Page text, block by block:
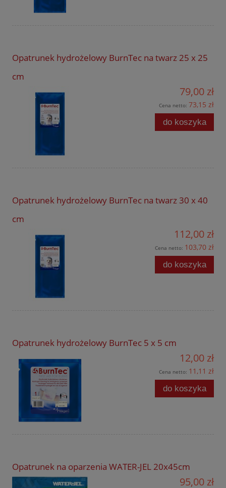
Opatrunek hydrożelowy BurnTec na twarz 25 x 25
cm
79,00 zł
Cena netto: 73,15 zł
do koszyka
Opatrunek hydrożelowy BurnTec na twarz 30 x 40
cm
112,00 zł
Cena netto: 103,70 zł
do koszyka
Opatrunek hydrożelowy BurnTec 5 x 5 cm
12,00 zł
Cena netto: 11,11 zł
do koszyka
Opatrunek na oparzenia WATER-JEL 20x45cm
95,00 zł